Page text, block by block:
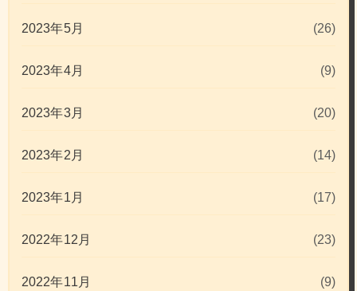
2023年5月 (26)
2023年4月 (9)
2023年3月 (20)
2023年2月 (14)
2023年1月 (17)
2022年12月 (23)
2022年11月 (9)